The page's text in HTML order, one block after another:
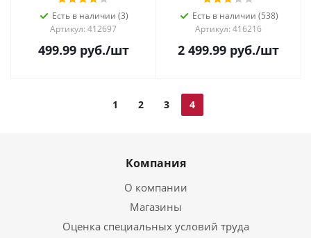
Есть в наличии (3)
Артикул: 412697
499.99руб./шт
Есть в наличии (538)
Артикул: 416216
2 499.99 руб./шт
1 2 3 4
Компания
О компании
Магазины
Оценка специальных условий труда